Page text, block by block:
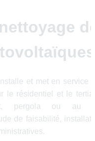
et met en service
le résidentiel et le
pergola ou au
de faisabilité,